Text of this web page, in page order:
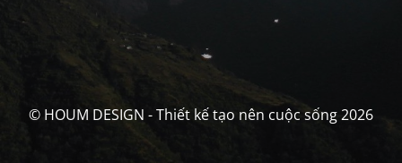
© HOUM DESIGN - Thiết kế tạo nên cuộc sống 2026